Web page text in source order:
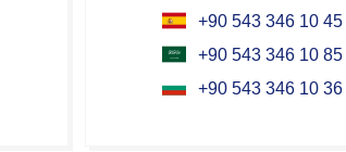
+90 543 346 10 45
+90 543 346 10 85
+90 543 346 10 36